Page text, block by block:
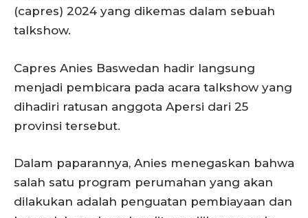
(capres) 2024 yang dikemas dalam sebuah
talkshow.
Capres Anies Baswedan hadir langsung
menjadi pembicara pada acara talkshow yang
dihadiri ratusan anggota Apersi dari 25
provinsi tersebut.
Dalam paparannya, Anies menegaskan bahwa
salah satu program perumahan yang akan
dilakukan adalah penguatan pembiayaan dan